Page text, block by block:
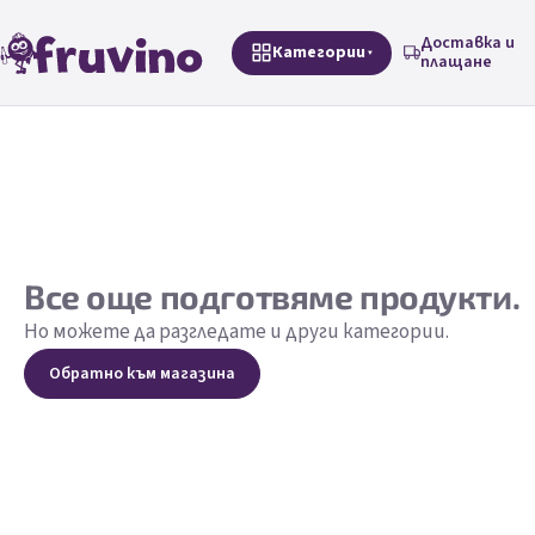
Категории
Доставка и
плащане
Все още подготвяме продукти.
Но можете да разгледате и други категории.
Обратно към магазина